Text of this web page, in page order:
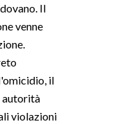
Il
venne
il
autorità
violazioni